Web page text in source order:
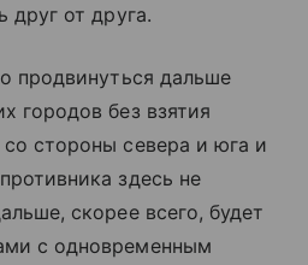
друг от друга.
продвинуться дальше
городов без взятия
стороны севера и юга и
здесь не
скорее всего, будет
с одновременным